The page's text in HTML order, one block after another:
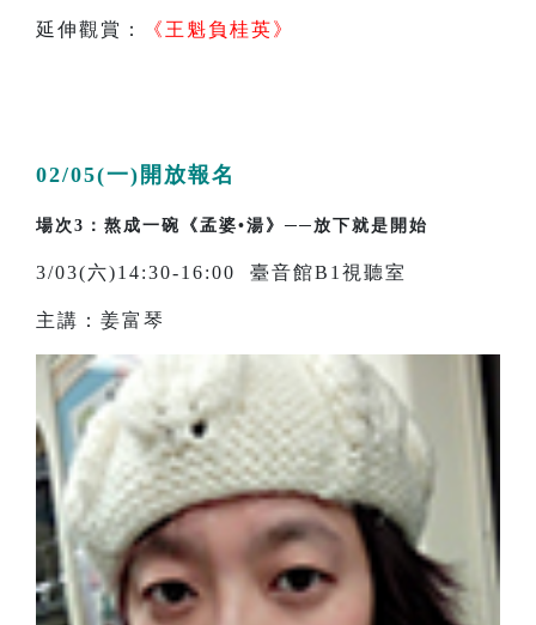
延伸觀賞： 《王魁負桂英》
02/05(一)開放報名
場次3：熬成一碗《孟婆•湯》──放下就是開始
3/03(六)14:30-16:00 臺音館B1視聽室
主講：姜富琴